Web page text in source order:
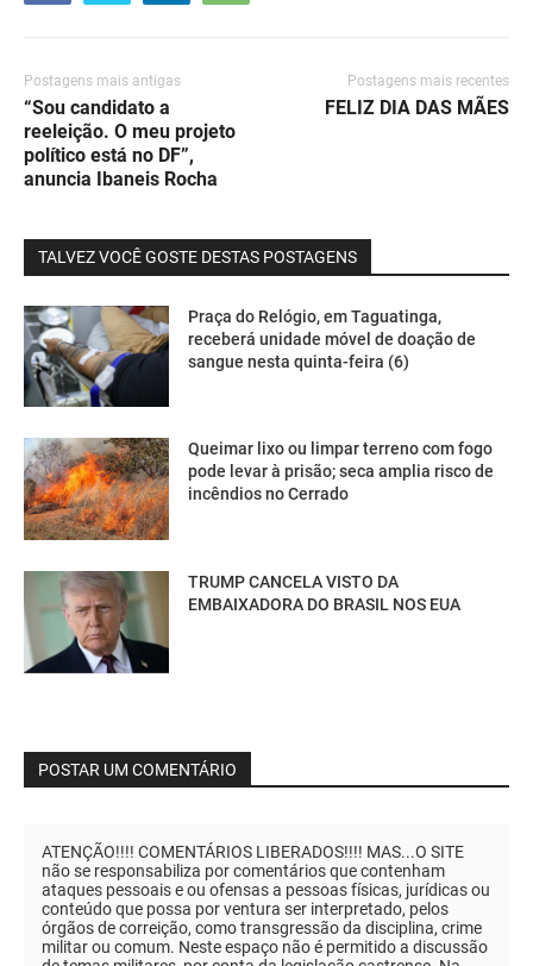
Postagens mais antigas
“Sou candidato a
reeleição. O meu projeto
político está no DF”,
anuncia Ibaneis Rocha
Postagens mais recentes
FELIZ DIA DAS MÃES
TALVEZ VOCÊ GOSTE DESTAS POSTAGENS
Praça do Relógio, em Taguatinga,
receberá unidade móvel de doação de
sangue nesta quinta-feira (6)
Queimar lixo ou limpar terreno com fogo
pode levar à prisão; seca amplia risco de
incêndios no Cerrado
TRUMP CANCELA VISTO DA
EMBAIXADORA DO BRASIL NOS EUA
POSTAR UM COMENTÁRIO
ATENÇÃO!!!! COMENTÁRIOS LIBERADOS!!!! MAS...O SITE
não se responsabiliza por comentários que contenham
ataques pessoais e ou ofensas a pessoas físicas, jurídicas ou
conteúdo que possa por ventura ser interpretado, pelos
órgãos de correição, como transgressão da disciplina, crime
militar ou comum. Neste espaço não é permitido a discussão